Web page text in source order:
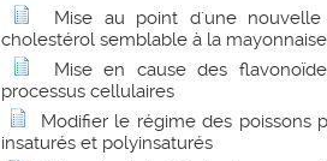
Mise au point d'une
cholestérol semblable à la mayonnaise
Mise en cause des
processus cellulaires
Modifier le régime des poissons
insaturés et polyinsaturés